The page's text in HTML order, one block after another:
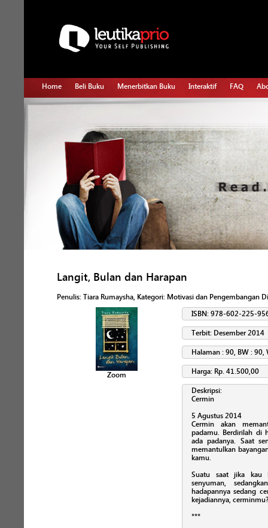
Home Beli Buku Menerbitkan Buku Interaktif FAQ
Langit, Bulan dan Harapan
Penulis: Tiara Rumaysha, Kategori: Motivasi dan Pengembangan
Zoom
ISBN: 978-602-225-
Terbit: Desember 2014
Halaman : 90, BW : 90,
Harga: Rp. 41.500,00
Deskripsi:
Cermin
5 Agustus 2014
Cermin akan
padamu. Berdirilah di
ada padanya. Saat
memantulkan
kamu.
Suatu saat jika kau
senyuman,
hadapannya sedang
kejadiannya,
***